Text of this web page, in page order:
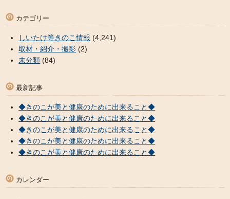
カテゴリー
しいたけ等きのこ情報 (4,241)
取材・紹介・撮影 (2)
未分類 (84)
最新記事
◆きのこが美と健康のために出来ること◆
◆きのこが美と健康のために出来ること◆
◆きのこが美と健康のために出来ること◆
◆きのこが美と健康のために出来ること◆
◆きのこが美と健康のために出来ること◆
カレンダー